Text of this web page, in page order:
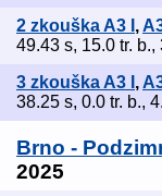
2 zkouška A3 I ,
49.43 s, 15.0 tr. b.,
3 zkouška A3 I ,
38.25 s, 0.0 tr. b.,
Brno -
2025